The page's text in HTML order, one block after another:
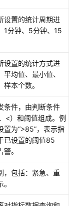
设置的统计周期进
1分钟、5分钟、15
设置的统计方式进
均值、最小值、
本个数。
条件，由判断条件
<）和阈值组成。例
置为“>85”，表示指
已设置的阈值85
。
，包括：紧急、重